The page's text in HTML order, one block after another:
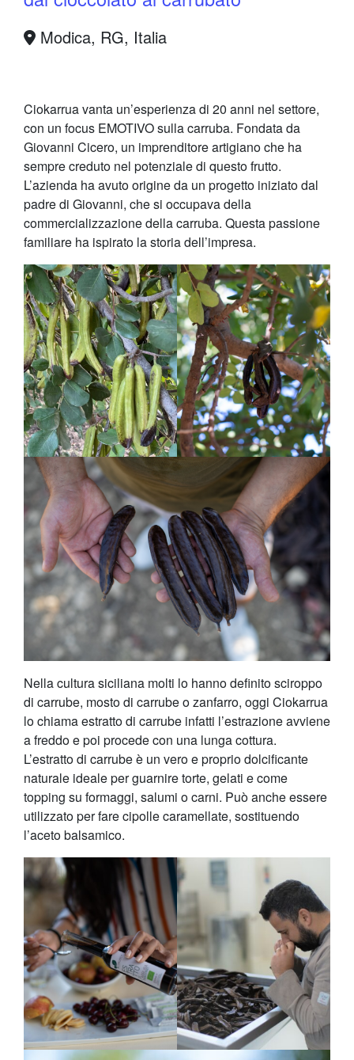
Modica, RG, Italia
Ciokarrua vanta un’esperienza di 20 anni nel settore,
con un focus EMOTIVO sulla carruba. Fondata da
Giovanni Cicero, un imprenditore artigiano che ha
sempre creduto nel potenziale di questo frutto.
L’azienda ha avuto origine da un progetto iniziato dal
padre di Giovanni, che si occupava della
commercializzazione della carruba. Questa passione
familiare ha ispirato la storia dell’impresa.
Nella cultura siciliana molti lo hanno definito sciroppo
di carrube, mosto di carrube o zanfarro, oggi Ciokarrua
lo chiama estratto di carrube infatti l’estrazione avviene
a freddo e poi procede con una lunga cottura.
L’estratto di carrube è un vero e proprio dolcificante
naturale ideale per guarnire torte, gelati e come
topping su formaggi, salumi o carni. Può anche essere
utilizzato per fare cipolle caramellate, sostituendo
l’aceto balsamico.